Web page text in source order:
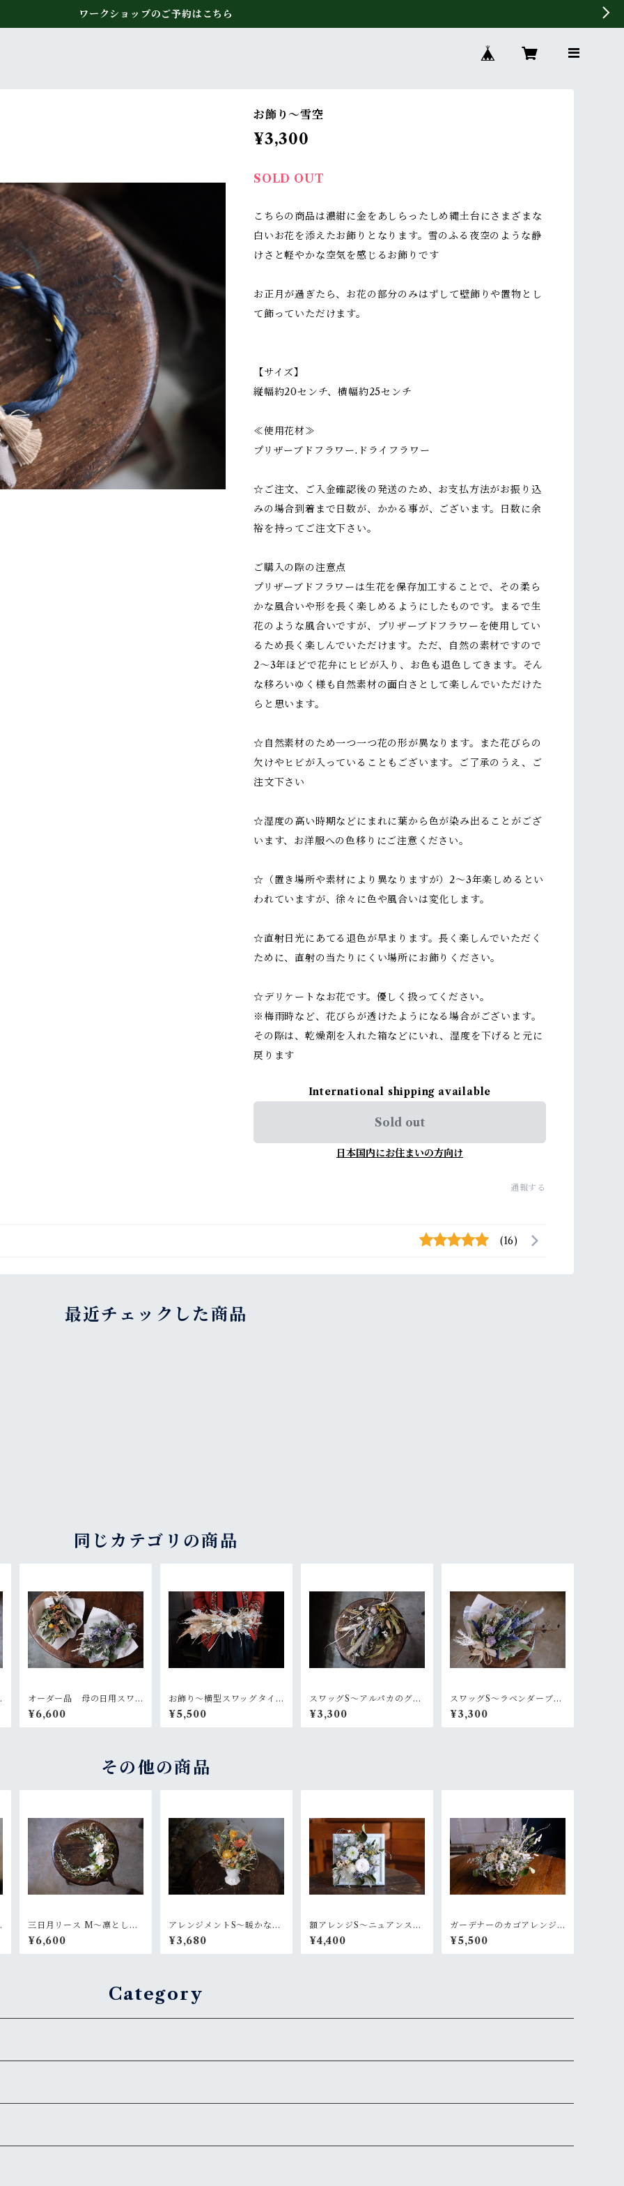
ワークショップのご予約はこちら
お飾り〜雪空
¥3,300
SOLD OUT
こちらの商品は濃紺に金をあしらったしめ縄土台にさまざまな
白いお花を添えたお飾りとなります。雪のふる夜空のような静
けさと軽やかな空気を感じるお飾りです
お正月が過ぎたら、お花の部分のみはずして壁飾りや置物とし
て飾っていただけます。
【サイズ】
縦幅約20センチ、横幅約25センチ
≪使用花材≫
プリザーブドフラワー.ドライフラワー
☆ご注文、ご入金確認後の発送のため、お支払方法がお振り込
みの場合到着まで日数が、かかる事が、ございます。日数に余
裕を持ってご注文下さい。
ご購入の際の注意点
プリザーブドフラワーは生花を保存加工することで、その柔ら
かな風合いや形を長く楽しめるようにしたものです。まるで生
花のような風合いですが、プリザーブドフラワーを使用してい
るため長く楽しんでいただけます。ただ、自然の素材ですので
2～3年ほどで花弁にヒビが入り、お色も退色してきます。そん
な移ろいゆく様も自然素材の面白さとして楽しんでいただけた
らと思います。
☆自然素材のため一つ一つ花の形が異なります。また花びらの
欠けやヒビが入っていることもございます。ご了承のうえ、ご
注文下さい
☆湿度の高い時期などにまれに葉から色が染み出ることがござ
います、お洋服への色移りにご注意ください。
☆（置き場所や素材により異なりますが）2～3年楽しめるとい
われていますが、徐々に色や風合いは変化します。
☆直射日光にあてる退色が早まります。長く楽しんでいただく
ために、直射の当たりにくい場所にお飾りください。
☆デリケートなお花です。優しく扱ってください。
※梅雨時など、花びらが透けたようになる場合がございます。
その際は、乾燥剤を入れた箱などにいれ、湿度を下げると元に
戻ります
International shipping available
Sold out
日本国内にお住まいの方向け
通報する
(16)
最近チェックした商品
同じカテゴリの商品
オーダー品 母の日用スワ
ッグ2個セット
¥6,600
お飾り〜横型スワッグタイ
プb
¥5,500
スワッグS〜アルパカのグレ
ーなセーター
¥3,300
スワッグS〜ラベンダーブル
ー
¥3,300
その他の商品
三日月リース M〜凛とした
光
¥6,600
アレンジメントS〜暖かな陽
射し
¥3,680
額アレンジS〜ニュアンスあ
る白グリーン
¥4,400
ガーデナーのカゴアレンジ
M~白×グリーン【オーダー
後制作】
¥5,500
Category